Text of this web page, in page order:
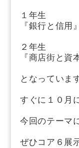
１年生
『銀行と信用』
２年生
『商店街と資
となっていま
すぐに１０月
今回のテーマ
ぜひコア６展